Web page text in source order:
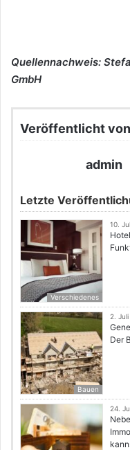
Quellennachweis:
GmbH
Veröffentlicht
admin
Letzte
Verschiedenes
10.
Bauen
2.
Der
24.